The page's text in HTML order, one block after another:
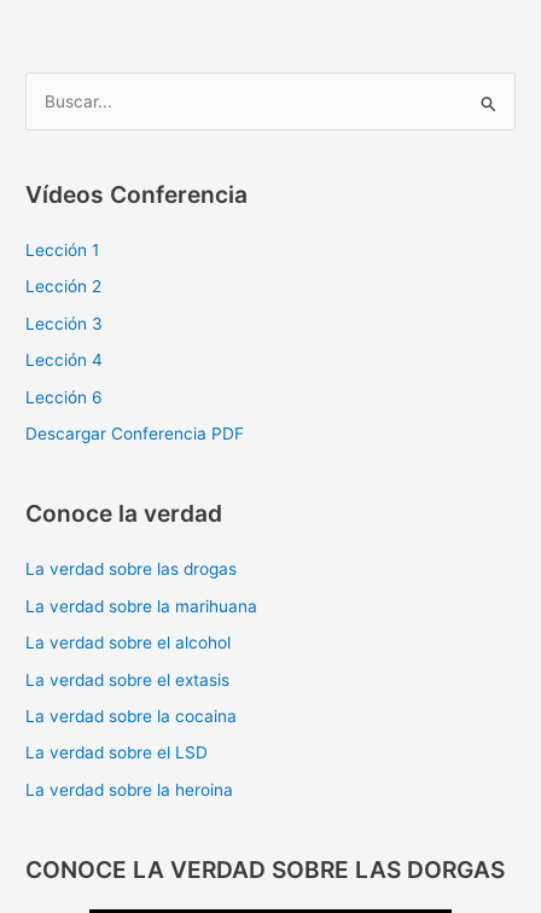
c
o
r
:
Vídeos Conferencia
Lección 1
Lección 2
Lección 3
Lección 4
Lección 6
Descargar Conferencia PDF
Conoce la verdad
La verdad sobre las drogas
La verdad sobre la marihuana
La verdad sobre el alcohol
La verdad sobre el extasis
La verdad sobre la cocaina
La verdad sobre el LSD
La verdad sobre la heroina
CONOCE LA VERDAD SOBRE LAS DORGAS